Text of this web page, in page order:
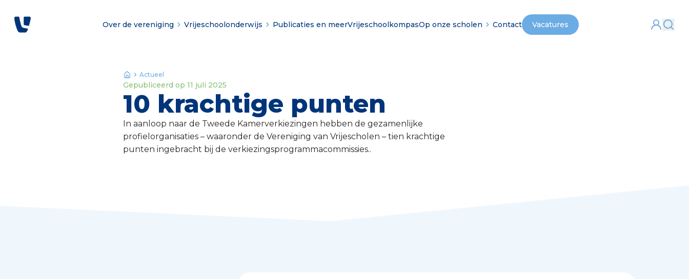
Over de vereniging Vrijeschoolonderwijs Publicaties en meerVrijeschoolkompasOp onze scholen Contact Vacatures
Actueel
Gepubliceerd op 11 juli 2025
10 krachtige punten
In aanloop naar de Tweede Kamerverkiezingen hebben de gezamenlijke
profielorganisaties – waaronder de Vereniging van Vrijescholen – tien krachtige
punten ingebracht bij de verkiezingsprogrammacommissies..